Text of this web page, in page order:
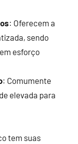
: Oferecem a
sendo
esforço
: Comumente
elevada para
tem suas